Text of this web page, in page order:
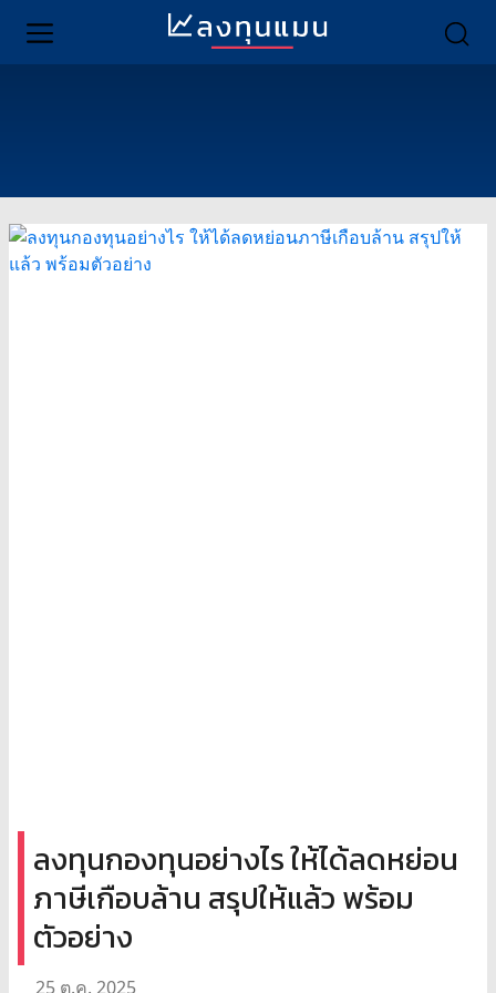
ลงทุนกองทุนอย่างไร ให้ได้ลดหย่อน
ภาษีเกือบล้าน สรุปให้แล้ว พร้อม
ตัวอย่าง
25 ต.ค. 2025